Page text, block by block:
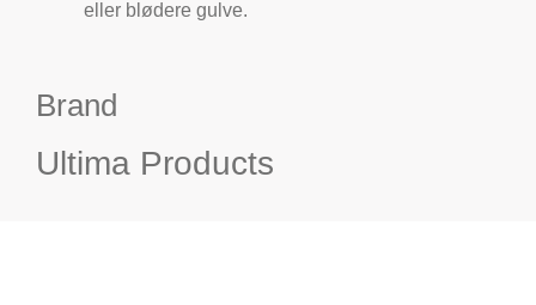
eller blødere gulve.
Brand
Ultima Products